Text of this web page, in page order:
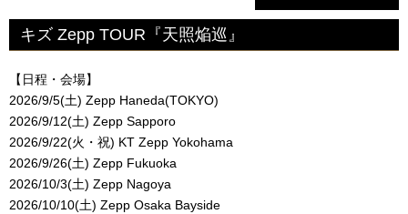
キズ Zepp TOUR『天照焔巡』
【日程・会場】
2026/9/5(土) Zepp Haneda(TOKYO)
2026/9/12(土) Zepp Sapporo
2026/9/22(火・祝) KT Zepp Yokohama
2026/9/26(土) Zepp Fukuoka
2026/10/3(土) Zepp Nagoya
2026/10/10(土) Zepp Osaka Bayside